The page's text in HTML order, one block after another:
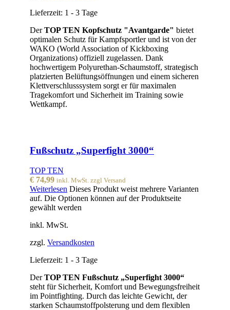
Lieferzeit: 1 - 3 Tage
DerTOP TEN Kopfschutz "Avantgarde" bietet
optimalen Schutz für Kampfsportler und ist von der
WAKO (World Association of Kickboxing
Organizations) offiziell zugelassen. Dank
hochwertigem Polyurethan-Schaumstoff, strategisch
platzierten Belüftungsöffnungen und einem sicheren
Klettverschlusssystem sorgt er für maximalen
Tragekomfort und Sicherheit im Training sowie
Wettkampf.
Fußschutz „Superfight 3000“
TOP TEN
€ 74,99 inkl. MwSt. zzgl Versand
Weiterlesen Dieses Produkt weist mehrere Varianten
auf. Die Optionen können auf der Produktseite
gewählt werden
inkl. MwSt.
zzgl. Versandkosten
Lieferzeit: 1 - 3 Tage
DerTOP TEN Fußschutz „Superfight 3000“
steht für Sicherheit, Komfort und Bewegungsfreiheit
im Pointfighting. Durch das leichte Gewicht, der
starken Schaumstoffpolsterung und dem flexiblen